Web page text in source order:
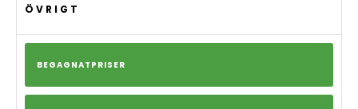
ÖVRIGT
BEGAGNATPRISER